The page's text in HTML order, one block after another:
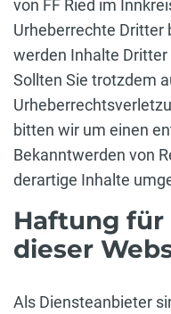
von FF Ried im
Urheberrechte Dritter
werden Inhalte
Sollten Sie trotzdem
bitten wir um einen
Bekanntwerden von
derartige Inhalte
Haftung
dieser
Als Diensteanbieter